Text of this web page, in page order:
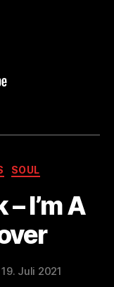
SOUL
I’m A
19. Juli 2021